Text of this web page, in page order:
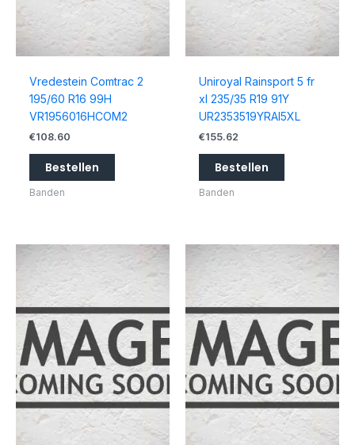
Vredestein Comtrac 2
195/60 R16 99H
VR1956016HCOM2
€108.60
Bestellen
Banden
Uniroyal Rainsport 5 fr
xl 235/35 R19 91Y
UR2353519YRAI5XL
€155.62
Bestellen
Banden